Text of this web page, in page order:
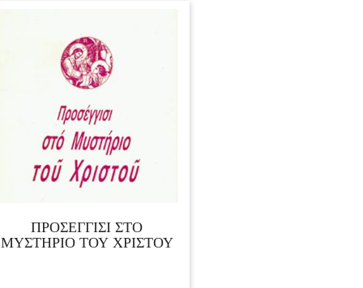
ΠΡΟΣΕΓΓΙΣΙ ΣΤΟ
ΜΥΣΤΗΡΙΟ ΤΟΥ ΧΡΙΣΤΟΥ